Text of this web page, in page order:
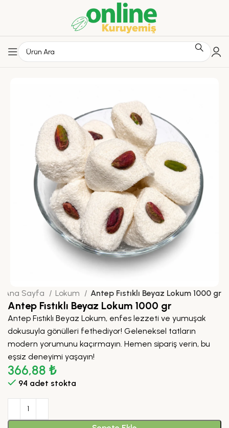
Ana Sayfa Lokum Antep Fıstıklı Beyaz Lokum 1000 gr
Antep Fıstıklı Beyaz Lokum 1000 gr
Antep Fıstıklı Beyaz Lokum, enfes lezzeti ve yumuşak
dokusuyla gönülleri fethediyor! Geleneksel tatların
modern yorumunu kaçırmayın. Hemen sipariş verin, bu
eşsiz deneyimi yaşayın!
366,88₺
94 adet stokta